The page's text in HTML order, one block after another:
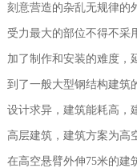
刻意营造的杂乱无规律的
受力最大的部位不得不采
加了制作和安装的难度，
到了一般大型钢结构建筑
设计求异，建筑能耗高，
高层建筑，建筑方案为高
在高空悬臂外伸75米的建